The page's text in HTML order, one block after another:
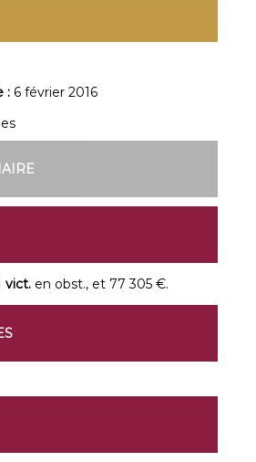
: 6 février 2016
vict. en obst., et 77 305 €.